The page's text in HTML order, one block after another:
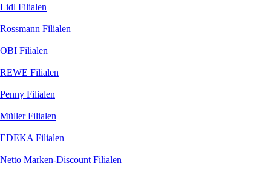
Lidl Filialen
Rossmann Filialen
OBI Filialen
REWE Filialen
Penny Filialen
MüllerFilialen
EDEKA Filialen
Netto Marken-Discount Filialen